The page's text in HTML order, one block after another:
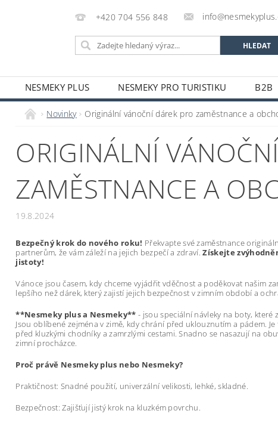
+420 704 556 848
NESMEKY PLUS NESMEKY PRO TURISTIKU B2B
Novinky Originální vánoční dárek pro zaměstnance a
ORIGINÁLNÍ
ZAMĚSTNANCE A
19.8.2024
Bezpečný krok do nového roku! Překvapte své zaměstnance
partnerům, že vám záleží na jejich bezpečí a zdraví.Získejte
jistoty!
Vánoce jsou časem, kdy chceme vyjádřit vděčnost a poděkovat našim
lepšího než dárek, který zajistí jejich bezpečnost v zimním období a
**Nesmeky plus a Nesmeky** - jsou speciální návleky na boty,
Jsou oblíbené zejména v zimě, kdy chrání před uklouznutím a pádem.
před kluzkými chodníky a zamrzlými cestami. Snadno se nasazují na
zimní procházce.
Proč právě Nesmeky plus nebo Nesmeky?
Praktičnost: Snadné použití, univerzální velikosti, lehké, skladné.
Bezpečnost: Zajišťují jistý krok na kluzkém povrchu.